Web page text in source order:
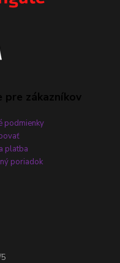
pre zákazníkov
podmienky
platba
poriadok